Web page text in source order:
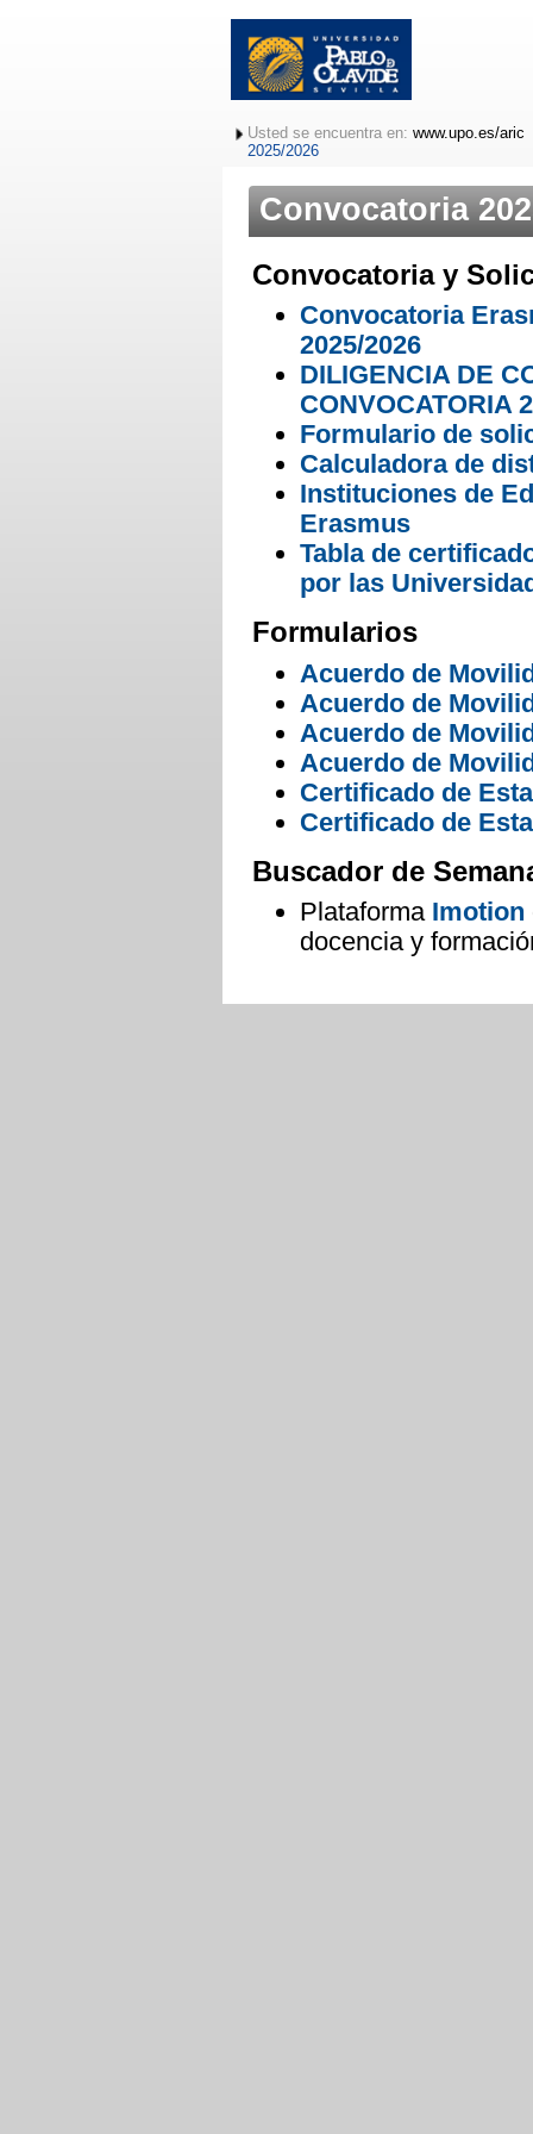
Usted se encuentra en: www.upo.es/aric
2025/2026
Convocatoria
Convocatoria y
Convocatoria
2025/2026
DILIGENCIA DE
CONVOCATORIA
Formulario de
Calculadora de
Instituciones de
Erasmus
Tabla de
por las
Formularios
Acuerdo de
Acuerdo de
Acuerdo de
Acuerdo de
Certificado de
Certificado de
Buscador de
Plataforma Imotion
docencia y